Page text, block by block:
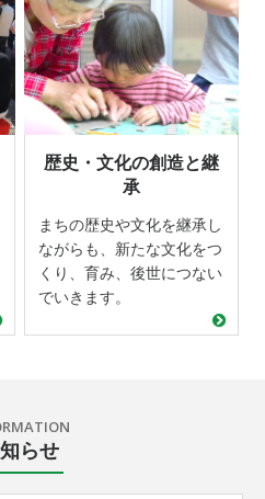
歴史・文化の創造と継
承
まちの歴史や文化を継承し
ながらも、新たな文化をつ
くり、育み、後世につない
でいきます。
らせ